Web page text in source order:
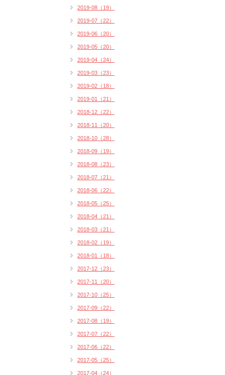
2019-08（19）
2019-07（22）
2019-06（20）
2019-05（20）
2019-04（24）
2019-03（23）
2019-02（18）
2019-01（21）
2018-12（22）
2018-11（20）
2018-10（28）
2018-09（19）
2018-08（23）
2018-07（21）
2018-06（22）
2018-05（25）
2018-04（21）
2018-03（21）
2018-02（19）
2018-01（18）
2017-12（23）
2017-11（20）
2017-10（25）
2017-09（22）
2017-08（19）
2017-07（22）
2017-06（22）
2017-05（25）
2017-04（24）